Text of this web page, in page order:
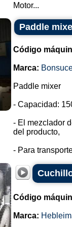
Motor...
Paddle
Código
Marca:
Paddle mixer
- Capacidad:
- El mezclador
del producto,
- Para
Código
Marca: